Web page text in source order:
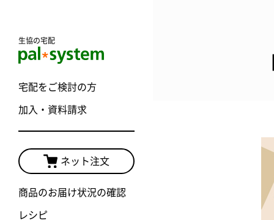
生協の宅配
宅配をご検討の方
加入・資料請求
ネット注文
商品のお届け状況の確認
レシピ